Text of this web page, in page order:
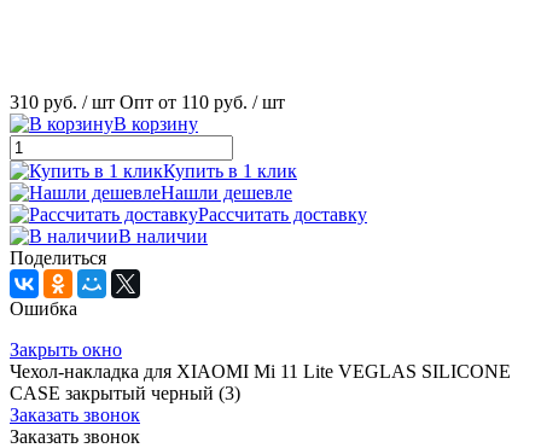
310 руб. / шт Опт от 110 руб. / шт
В корзину
Купить в 1 клик
Нашли дешевле
Рассчитать доставку
В наличии
Поделиться
Ошибка
Закрыть окно
Чехол-накладка для XIAOMI Mi 11 Lite VEGLAS SILICONE
CASE закрытый черный (3)
Заказать звонок
Заказать звонок